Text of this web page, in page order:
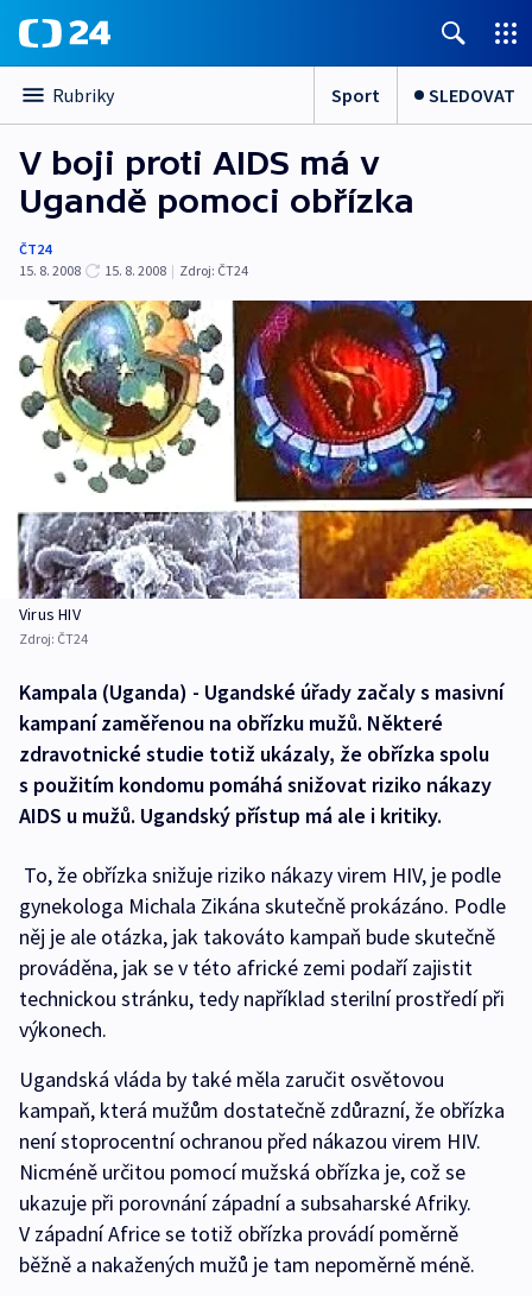
Rubriky Sport SLEDOVAT
V boji proti AIDS má v
Ugandě pomoci obřízka
ČT24
15. 8. 2008
15. 8. 2008 | Zdroj: ČT24
Virus HIV
Zdroj: ČT24
Kampala (Uganda) - Ugandské úřady začaly s masivní
kampaní zaměřenou na obřízku mužů. Některé
zdravotnické studie totiž ukázaly, že obřízka spolu
s použitím kondomu pomáhá snižovat riziko nákazy
AIDS u mužů. Ugandský přístup má ale i kritiky.
To, že obřízka snižuje riziko nákazy virem HIV, je podle
gynekologa Michala Zikána skutečně prokázáno. Podle
něj je ale otázka, jak takováto kampaň bude skutečně
prováděna, jak se v této africké zemi podaří zajistit
technickou stránku, tedy například sterilní prostředí při
výkonech.
Ugandská vláda by také měla zaručit osvětovou
kampaň, která mužům dostatečně zdůrazní, že obřízka
není stoprocentní ochranou před nákazou virem HIV.
Nicméně určitou pomocí mužská obřízka je, což se
ukazuje při porovnání západní a subsaharské Afriky.
V západní Africe se totiž obřízka provádí poměrně
běžně a nakažených mužů je tam nepoměrně méně.